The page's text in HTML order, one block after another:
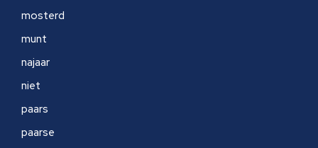
mosterd
munt
najaar
niet
paars
paarse